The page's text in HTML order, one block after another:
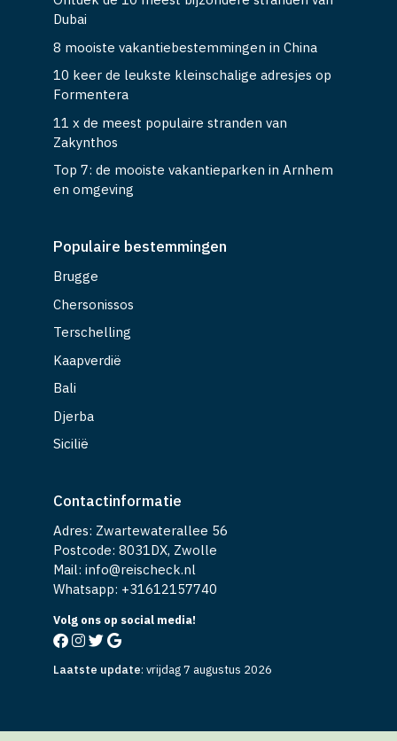
Dubai
8 mooiste vakantiebestemmingen in China
10 keer de leukste kleinschalige adresjes op
Formentera
11 x de meest populaire stranden van
Zakynthos
Top 7: de mooiste vakantieparken in Arnhem
en omgeving
Populaire bestemmingen
Brugge
Chersonissos
Terschelling
Kaapverdië
Bali
Djerba
Sicilië
Contactinformatie
Adres: Zwartewaterallee 56
Postcode: 8031DX, Zwolle
Mail: info@reischeck.nl
Whatsapp: +31612157740
Volg ons op social media!
Laatste update: vrijdag 7 augustus 2026